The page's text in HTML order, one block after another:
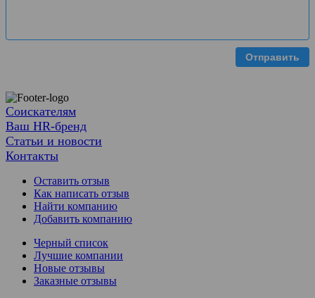
Отправить
Соискателям
Ваш HR-бренд
Статьи и новости
Контакты
Оставить отзыв
Как написать отзыв
Найти компанию
Добавить компанию
Черный список
Лучшие компании
Новые отзывы
Заказные отзывы